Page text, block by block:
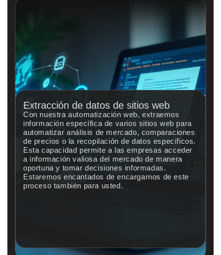
Extracción de datos de sitios web
Con nuestra automatización web, extraemos
información específica de varios sitios web para
automatizar análisis de mercado, comparaciones
de precios o la recopilación de datos específicos.
Esta capacidad permite a las empresas acceder
a información valiosa del mercado de manera
oportuna y tomar decisiones informadas.
Estaremos encantados de encargarnos de este
proceso también para usted.